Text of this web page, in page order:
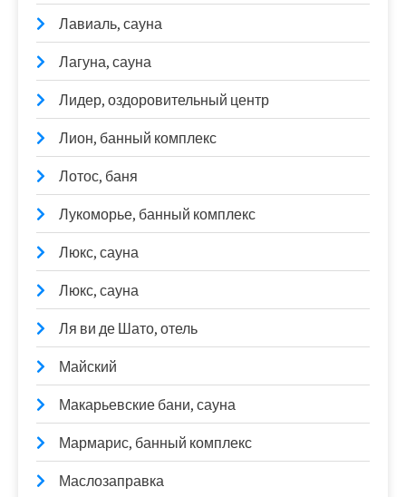
Лавиаль, сауна
Лагуна, сауна
Лидер, оздоровительный центр
Лион, банный комплекс
Лотос, баня
Лукоморье, банный комплекс
Люкс, сауна
Люкс, сауна
Ля ви де Шато, отель
Майский
Макарьевские бани, сауна
Мармарис, банный комплекс
Маслозаправка